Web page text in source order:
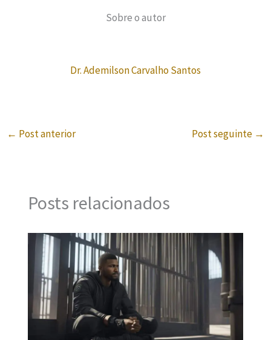
Sobre o autor
Dr. Ademilson Carvalho Santos
← Post anterior Post seguinte →
Posts relacionados